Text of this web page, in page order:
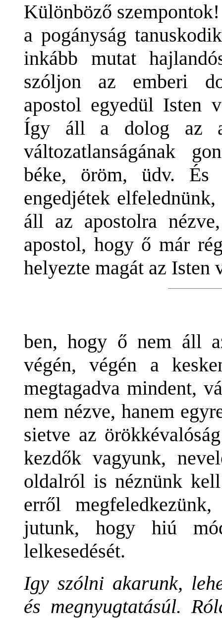
Különböző
a pogányság
inkább mutat
szóljon az emberi
apostol egyedül Isten
Így áll a dolog az
változatlanságának
béke, öröm, üdv.
engedjétek
áll az apostolra
apostol, hogy ő már
helyezte magát az Isten
ben, hogy ő nem áll
végén, végén a
megtagadva mindent,
nem nézve, hanem
sietve az
kezdők vagyunk,
oldalról is néznünk
erről
jutunk, hogy hiú
lelkesedését.
Igy szólni akarunk,
és megnyugtatásúl.